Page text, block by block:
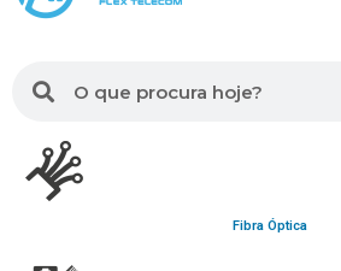
Fibra Óptica